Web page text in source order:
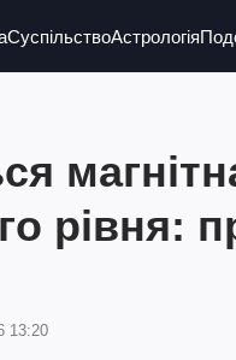
СуспільствоАстрологія
рівня:
13:20